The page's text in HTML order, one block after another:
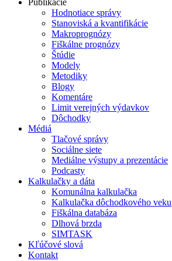
Publikácie
Hodnotiace správy
Stanoviská a kvantifikácie
Makroprognózy
Fiškálne prognózy
Štúdie
Modely
Metodiky
Blogy
Komentáre
Limit verejných výdavkov
Dôchodky
Médiá
Tlačové správy
Sociálne siete
Mediálne výstupy a prezentácie
Podcasty
Kalkulačky a dáta
Komunálna kalkulačka
Kalkulačka dôchodkového veku
Fiškálna databáza
Dlhová brzda
SIMTASK
Kľúčové slová
Kontakt